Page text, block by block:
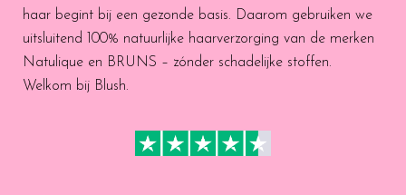
haar begint bij een gezonde basis. Daarom gebruiken we
uitsluitend 100% natuurlijke haarverzorging van de merken
Natulique en BRUNS – zónder schadelijke stoffen.
Welkom bij Blush.